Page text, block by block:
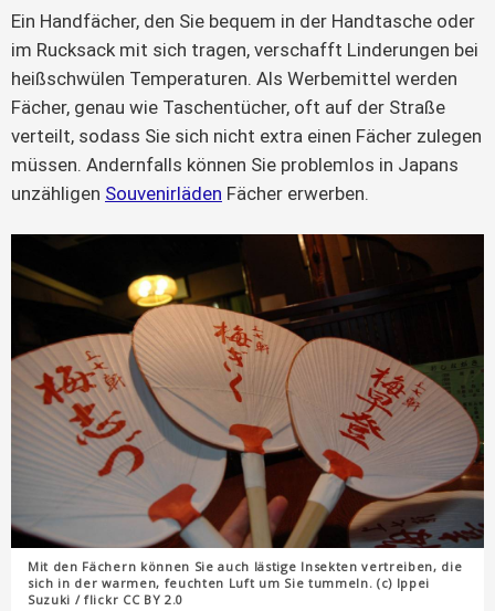
Ein Handfächer, den Sie bequem in der Handtasche oder
im Rucksack mit sich tragen, verschafft Linderungen bei
heißschwülen Temperaturen. Als Werbemittel werden
Fächer, genau wie Taschentücher, oft auf der Straße
verteilt, sodass Sie sich nicht extra einen Fächer zulegen
müssen. Andernfalls können Sie problemlos in Japans
unzähligen Souvenirläden Fächer erwerben.
Mit den Fächern können Sie auch lästige Insekten vertreiben, die
sich in der warmen, feuchten Luft um Sie tummeln. (c) Ippei
Suzuki / flickr CC BY 2.0